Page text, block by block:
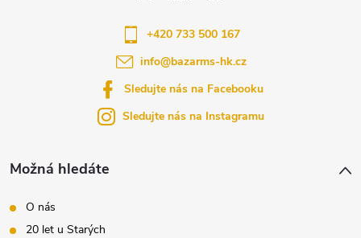
Možná hledáte
O nás
20 let u Starých
info@bazarms-hk.cz
+420 733 500 167
Sledujte nás na Facebooku
Sledujte nás na Instagramu